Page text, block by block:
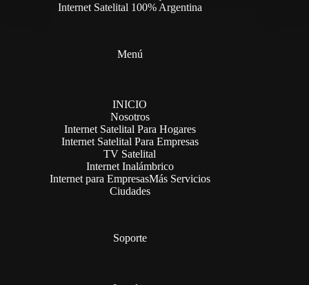
Internet Satelital 100% Argentina
Menú
INICIO
Nosotros
Internet Satelital Para Hogares
Internet Satelital Para Empresas
TV Satelital
Internet Inalámbrico
Internet para EmpresasMás Servicios
Ciudades
Soporte